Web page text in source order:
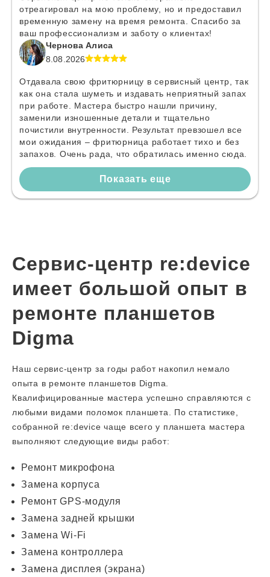
отреагировал на мою проблему, но и предоставил
временную замену на время ремонта. Спасибо за
ваш профессионализм и заботу о клиентах!
Чернова Алиса
8.08.2026
Отдавала свою фритюрницу в сервисный центр, так
как она стала шуметь и издавать неприятный запах
при работе. Мастера быстро нашли причину,
заменили изношенные детали и тщательно
почистили внутренности. Результат превзошел все
мои ожидания – фритюрница работает тихо и без
запахов. Очень рада, что обратилась именно сюда.
Показать еще
Сервис-центр re:device
имеет большой опыт в
ремонте планшетов
Digma
Наш сервис-центр за годы работ накопил немало
опыта в ремонте планшетов Digma.
Квалифицированные мастера успешно справляются с
любыми видами поломок планшета. По статистике,
собранной re:device чаще всего у планшета мастера
выполняют следующие виды работ:
Ремонт микрофона
Замена корпуса
Ремонт GPS-модуля
Замена задней крышки
Замена Wi-Fi
Замена контроллера
Замена дисплея (экрана)